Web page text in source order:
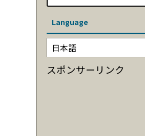
Language
スポンサーリンク